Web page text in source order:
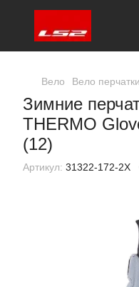
Вело Вело перчатки
Зимние
THERMO
(12)
Артикул: 31322-172-2X